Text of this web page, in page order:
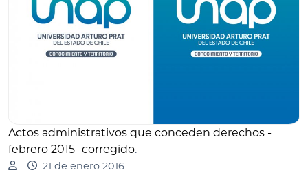
Actos administrativos que conceden derechos -
febrero 2015 -corregido.
21 de enero 2016